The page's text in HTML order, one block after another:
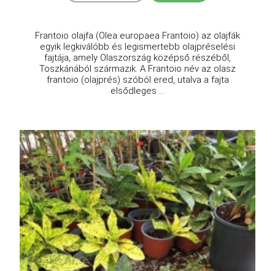
Frantoio olajfa (Olea europaea Frantoio) az olajfák
egyik legkiválóbb és legismertebb olajpréselési
fajtája, amely Olaszország középső részéből,
Toszkánából származik. A Frantoio név az olasz
frantoio (olajprés) szóból ered, utalva a fajta
elsődleges ...